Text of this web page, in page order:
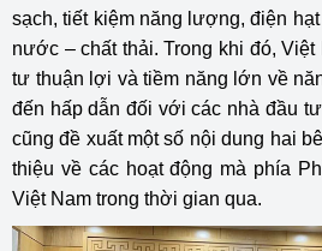
sạch, tiết kiệm năng lượng, điện
nước – chất thải. Trong khi đó,
tư thuận lợi và tiềm năng lớn về
đến hấp dẫn đối với các nhà đầu
cũng đề xuất một số nội dung hai
thiệu về các hoạt động mà phía
Việt Nam trong thời gian qua.